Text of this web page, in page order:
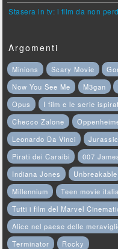
Stasera in tv: i film da non
Argomenti
Minions Scary Movie
Now You See Me
M3gan
Opus
I film e le serie
Checco Zalone
Leonardo Da Vinci
Pirati dei Caraibi
007
Indiana Jones
Unbreakable
Millennium
Teen movie
Tutti i film del Marvel
Alice nel paese delle
Terminator
Rocky